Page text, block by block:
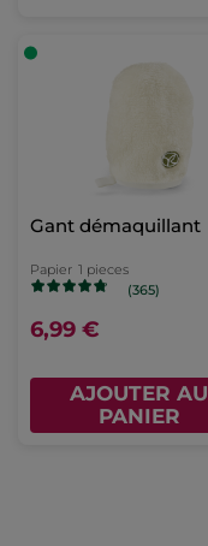
Gant démaquillant
Papier 1 pieces
(365)
6,99 €
AJOUTER AU
PANIER